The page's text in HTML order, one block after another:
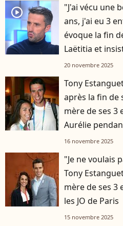
player2
"J'ai vécu une
ans, j'ai eu 3
évoque la fin
Laëtitia et
20 novembre 2025
Tony
après la fin de
mère de ses 3
Aurélie pendant
Paris
16 novembre 2025
"Je ne voulais
Tony
mère de ses 3
les JO de Paris
15 novembre 2025